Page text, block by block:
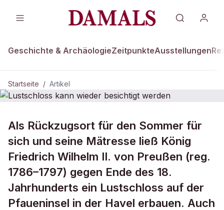
Geschichte & ArchäologieZeitpunkteAusstellungen
Startseite / Artikel
Lustschloss kann wieder besichtigt
werden
Als Rückzugsort für den Sommer für
sich und seine Mätresse ließ König
Friedrich Wilhelm II. von Preußen (reg.
1786–1797) gegen Ende des 18.
Jahrhunderts ein Lustschloss auf der
Pfaueninsel in der Havel erbauen. Auch